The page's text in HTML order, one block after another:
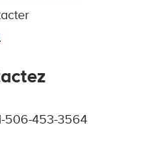
.
506-453-3564